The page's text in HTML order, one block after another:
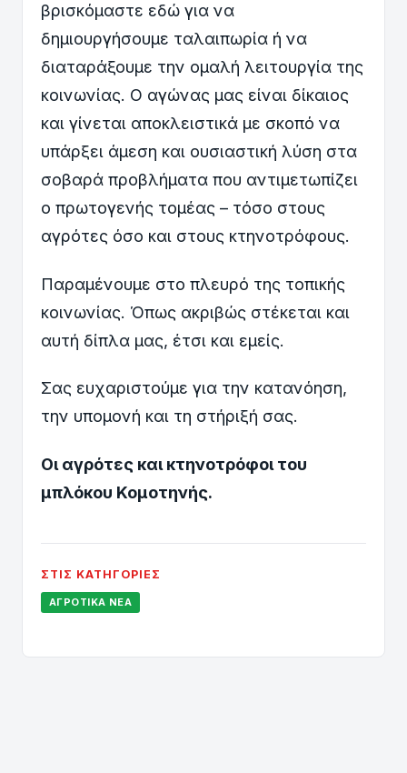
βρισκόμαστε εδώ για να
δημιουργήσουμε ταλαιπωρία ή να
διαταράξουμε την ομαλή λειτουργία της
κοινωνίας. Ο αγώνας μας είναι δίκαιος
και γίνεται αποκλειστικά με σκοπό να
υπάρξει άμεση και ουσιαστική λύση στα
σοβαρά προβλήματα που αντιμετωπίζει
ο πρωτογενής τομέας – τόσο στους
αγρότες όσο και στους κτηνοτρόφους.
Παραμένουμε στο πλευρό της τοπικής
κοινωνίας. Όπως ακριβώς στέκεται και
αυτή δίπλα μας, έτσι και εμείς.
Σας ευχαριστούμε για την κατανόηση,
την υπομονή και τη στήριξή σας.
Οι αγρότες και κτηνοτρόφοι του
μπλόκου Κομοτηνής.
ΣΤΙΣ ΚΑΤΗΓΟΡΊΕΣ
ΑΓΡΟΤΙΚΆ ΝΈΑ